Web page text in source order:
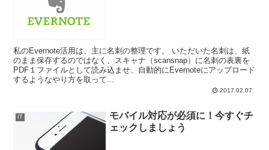
私のEvernote活用は、主に名刺の整理です。 いただいた名刺は、紙
のまま保存するのではなく、スキャナ（scansnap）に名刺の表裏を
PDF１ファイルとして読み込ませ、自動的にEvernoteにアップロード
するようなやり方を取って...
2017.02.07
IT
モバイル対応が必須に！今すぐチ
ェックしましょう